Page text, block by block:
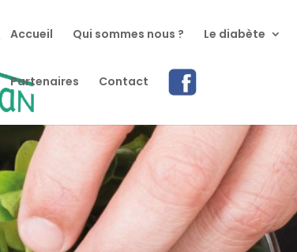
Accueil Qui sommes nous ? Le diabète
Partenaires Contact